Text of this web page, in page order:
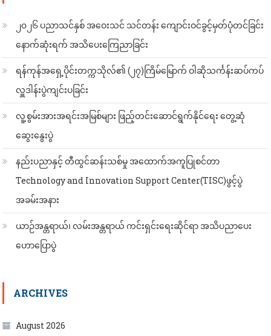
၂၀၂၆ ပညာသင်နှစ် အဝေးသင် သင်တန်း ကျောင်းဝင်ခွင့်မှတ်ပုံတင်ခြင်း
နောက်ဆုံးရက် အသိပေးကြေညာခြင်း
ရန်ကုန်အရှေ့ပိုင်းတက္ကသိုလ်၏ (၂၇)ကြိမ်မြောက် ဝါဆိုသင်္ကန်းဆပ်ကပ်
လှူဒါန်းပွဲကျင်းပခြင်း
လူ့စွမ်းအားအရင်းအမြစ်များ ဖြည့်တင်းဆောင်ရွက်နိုင်ရေး တွေ့ဆုံ
ဆွေးနွေးပွဲ
နည်းပညာနှင့် တီထွင်ဆန်းသစ်မှု အထောက်အကူပြုစင်တာ
Technology and Innovation Support Center(TISC)ဖွင့်ပွဲ
အခမ်းအနား
ယာဉ်အန္တရာယ်၊ လမ်းအန္တရာယ် ကင်းရှင်းရေးဆိုင်ရာ အသိပညာပေး
ဟောပြောပွဲ
ARCHIVES
August 2026